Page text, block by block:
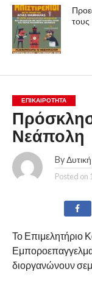
ΕΠΙΚΑΙΡΟΤΗΤΑ
Νεάπολη
By
Posted on
Το Επιμελητήριο
διοργανώνουν